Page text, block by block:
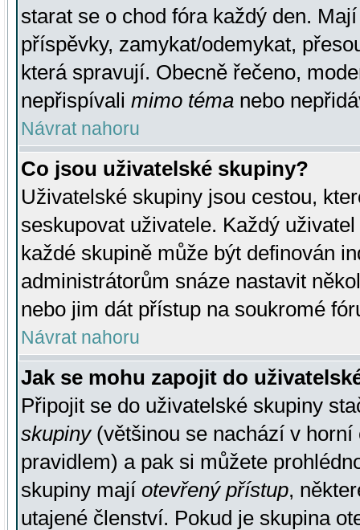
starat se o chod fóra každý den.
příspěvky, zamykat/odemykat,
která spravují. Obecně řečeno,
nepřispívali mimo téma nebo
Návrat nahoru
Co jsou uživatelské skupiny?
Uživatelské skupiny jsou cestou,
seskupovat uživatele. Každý
každé skupině může být definován
administrátorům snáze nastavit
nebo jim dát přístup na soukromé
Návrat nahoru
Jak se mohu zapojit do
Připojit se do uživatelské skupiny
skupiny(většinou se nachází v horní
pravidlem) a pak si můžete
skupiny mají otevřený přístup,
utajené členství. Pokud je skupina